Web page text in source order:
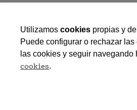
25600
Política de
Utilizamoscookies propias y
Puede configurar o rechazar
las cookies y seguir
cookies.